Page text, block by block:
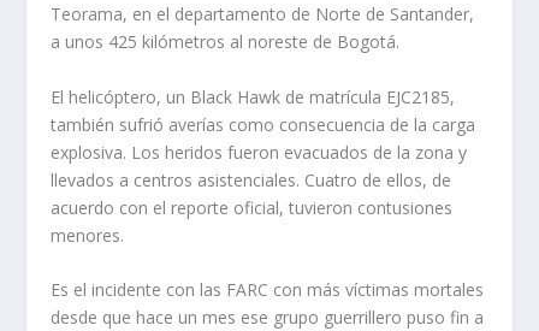
Teorama, en el departamento de Norte de Santander,
a unos 425 kilómetros al noreste de Bogotá.
El helicóptero, un Black Hawk de matrícula EJC2185,
también sufrió averías como consecuencia de la carga
explosiva. Los heridos fueron evacuados de la zona y
llevados a centros asistenciales. Cuatro de ellos, de
acuerdo con el reporte oficial, tuvieron contusiones
menores.
Es el incidente con las FARC con más víctimas mortales
desde que hace un mes ese grupo guerrillero puso fin a